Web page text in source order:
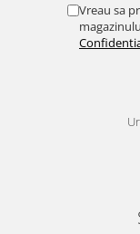
Vreau sa